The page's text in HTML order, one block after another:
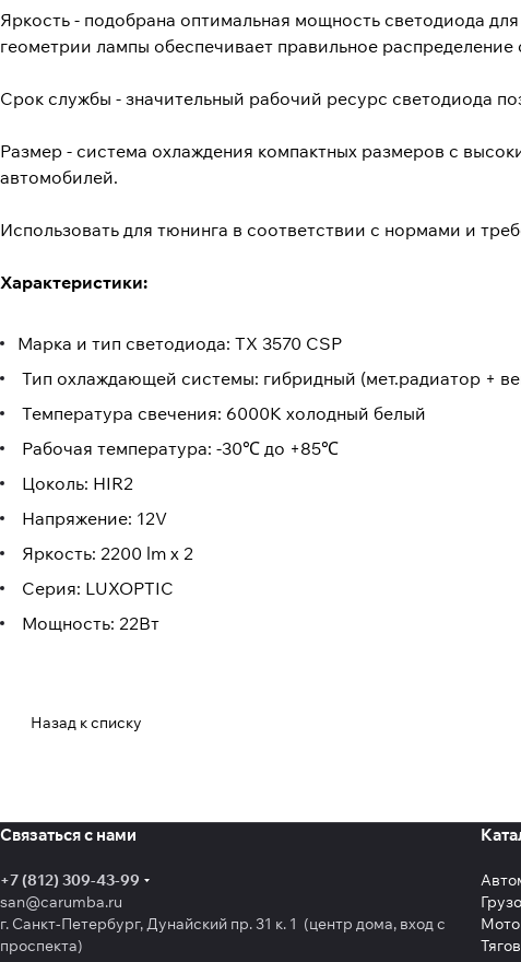
Яркость - подобрана оптимальная мощность светодиода
геометрии лампы обеспечивает правильное распределение
Срок службы - значительный рабочий ресурс светодиода
Размер - система охлаждения компактных размеров с
автомобилей.
Использовать для тюнинга в соответствии с нормами и
Характеристики:
Марка и тип светодиода: TX 3570 CSP
Тип охлаждающей системы: гибридный (мет.радиатор +
Температура свечения: 6000K холодный белый
Рабочая температура: -30℃ до +85℃
Цоколь: HIR2
Напряжение: 12V
Яркость: 2200 lm х 2
Серия: LUXOPTIC
Мощность: 22Вт
Назад к списку
Связаться с нами
+7 (812) 309-43-99
san@carumba.ru
г. Санкт-Петербург, Дунайский пр. 31 к. 1 (центр дома, вход с
проспекта)